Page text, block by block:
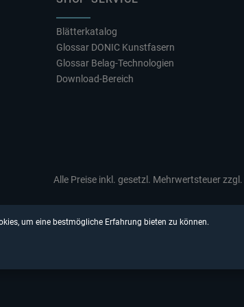
Blätterkatalog
Glossar DONIC Kunstfasern
Glossar Belag-Technologien
Download-Bereich
Alle Preise inkl. gesetzl. Mehrwertsteuer zzgl.
um eine bestmögliche Erfahrung bieten zu können.